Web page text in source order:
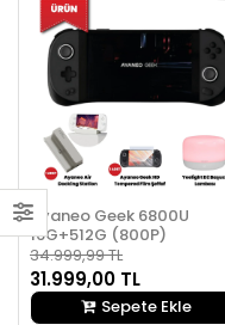
Ayaneo Geek 6800U
16G+512G (800P)
34.999,99 TL
31.999,00 TL
Sepete Ekle